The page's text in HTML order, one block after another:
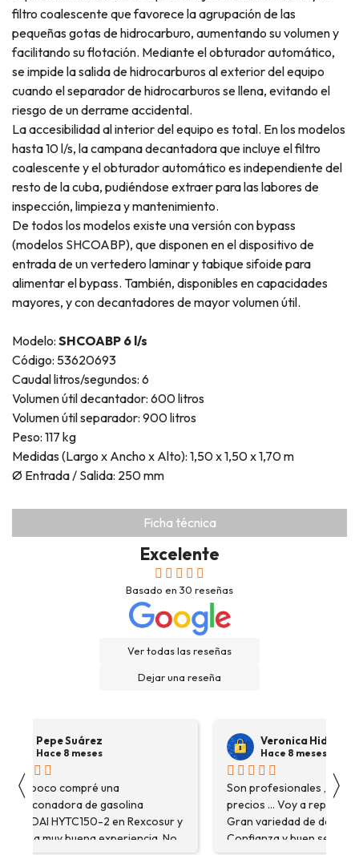
Ficha técnica
filtro coalescente que favorece la agrupación de las
pequeñas gotas de hidrocarburo, aumentando su volumen y
facilitando su flotación. Mediante el obturador automático,
se impide la salida de hidrocarburos al exterior del equipo
cuando el separador de hidrocarburos se llena, evitando el
riesgo de un derrame accidental.
La accesibilidad al interior del equipo es total. En los modelos
hasta 10 l/s, la campana decantadora que incluye el filtro
coalescente y el obturador automático es independiente del
resto de la cuba, pudiéndose extraer para las labores de
inspección, limpieza y mantenimiento.
De todos los modelos existe una versión con bypass
(modelos SHCOABP), que disponen en el dispositivo de
entrada de un vertedero laminar y tabique sifoide para
alimentar el bypass. También, disponibles en capacidades
mayores, y con decantadores de mayor volumen útil.
Modelo: SHCOABP 6 l/s
Código: 53620693
Caudal litros/segundos: 6
Volumen útil decantador: 600 litros
Volumen útil separador: 900 litros
Peso: 117 kg
Medidas (Largo x Ancho x Alto): 1,50 x 1,50 x 1,70 m
Ø Entrada / Salida: 250 mm
Excelente
Basado en 30 reseñas
Ver todas las reseñas
Dejar una reseña
〈
Pepe Suárez
Hace 8 meses
Hace poco compré una
destoconadora de gasolina
HYUNDAI HYTC150-2 en Rexcosur y
fue una muy buena experiencia. No
Veronica Hidalgo
Hace 8 meses
Son profesionales ,
precios ... Voy a repetir
Gran variedad de
Confianza y buen servicio.
〉